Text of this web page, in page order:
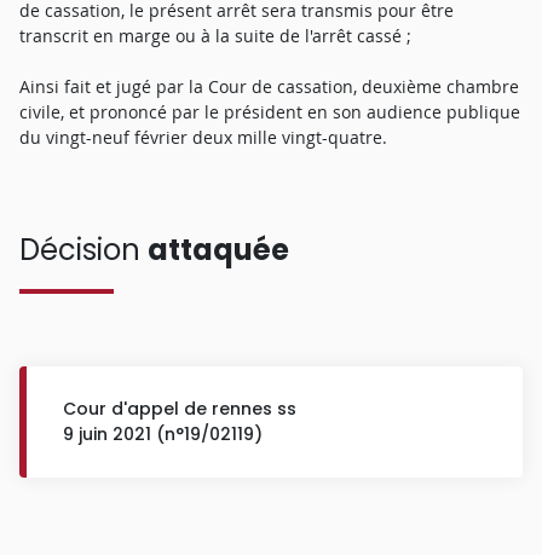
de cassation, le présent arrêt sera transmis pour être
transcrit en marge ou à la suite de l'arrêt cassé ;
Ainsi fait et jugé par la Cour de cassation, deuxième chambre
civile, et prononcé par le président en son audience publique
du vingt-neuf février deux mille vingt-quatre.
Décision attaquée
Cour d'appel de rennes ss
9 juin 2021 (n°19/02119)